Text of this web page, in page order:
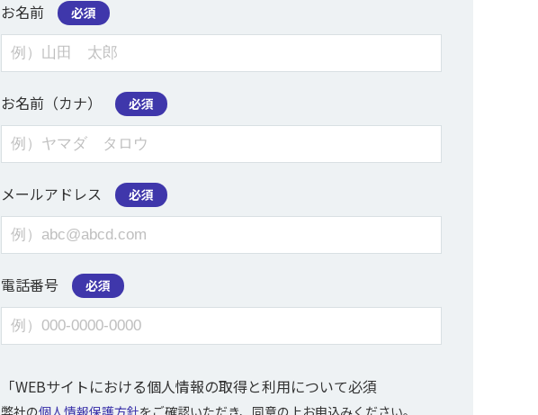
お名前 必須
お名前（カナ） 必須
メールアドレス 必須
電話番号 必須
「WEBサイトにおける個人情報の取得と利用について必須
弊社の個人情報保護方針をご確認いただき、同意の上お申込みください。